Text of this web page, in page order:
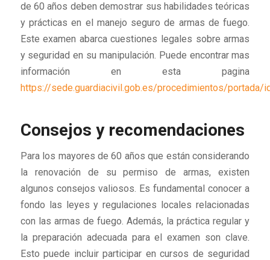
de 60 años deben demostrar sus habilidades teóricas
y prácticas en el manejo seguro de armas de fuego.
Este examen abarca cuestiones legales sobre armas
y seguridad en su manipulación. Puede encontrar mas
información en esta pagina
https://sede.guardiacivil.gob.es/procedimientos/
Consejos y recomendaciones
Para los mayores de 60 años que están considerando
la renovación de su permiso de armas, existen
algunos consejos valiosos. Es fundamental conocer a
fondo las leyes y regulaciones locales relacionadas
con las armas de fuego. Además, la práctica regular y
la preparación adecuada para el examen son clave.
Esto puede incluir participar en cursos de seguridad